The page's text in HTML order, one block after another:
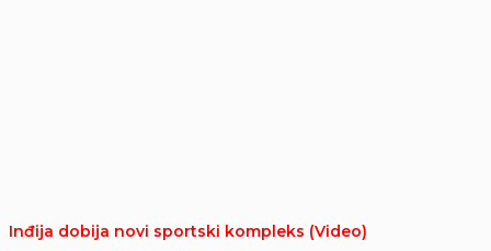
Inđija dobija novi sportski kompleks (Video)